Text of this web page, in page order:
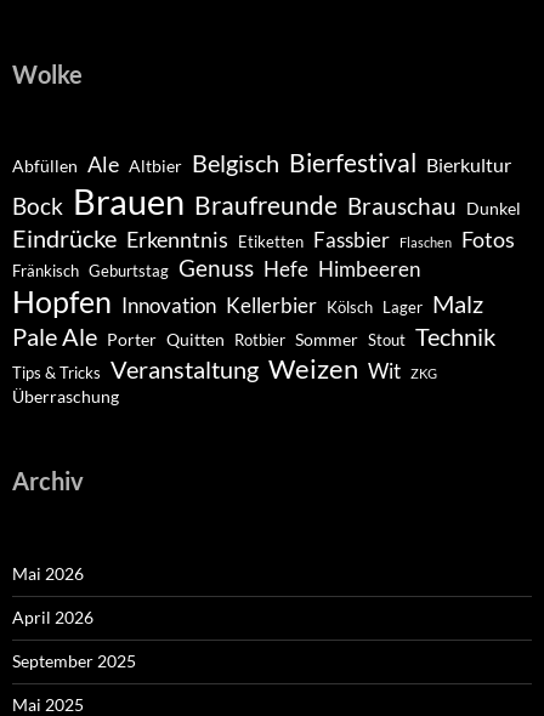
Wolke
Abfüllen Ale Altbier Belgisch Bierfestival Bierkultur
Bock Brauen Braufreunde Brauschau Dunkel
Eindrücke Erkenntnis Etiketten Fassbier Flaschen Fotos
Fränkisch Geburtstag Genuss Hefe Himbeeren
Hopfen Innovation Kellerbier Kölsch Lager Malz
Pale Ale Porter Quitten Rotbier Sommer Stout Technik
Tips & Tricks Veranstaltung Weizen Wit ZKG
Überraschung
Archiv
Mai 2026
April 2026
September 2025
Mai 2025